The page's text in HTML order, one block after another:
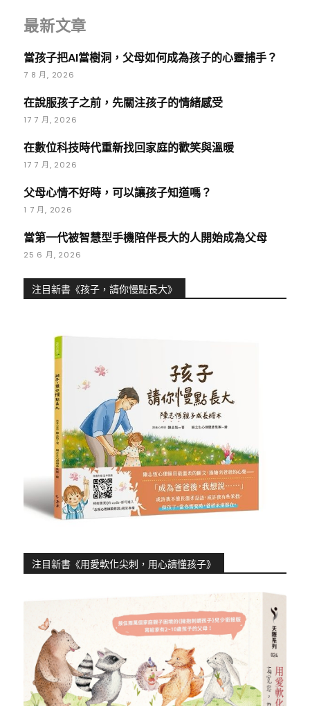
最新文章
當孩子把AI當樹洞，父母如何成為孩子的心靈捕手？
7 8 月, 2026
在說服孩子之前，先關注孩子的情緒感受
17 7 月, 2026
在數位科技時代重新找回家庭的歡笑與溫暖
17 7 月, 2026
父母心情不好時，可以讓孩子知道嗎？
1 7 月, 2026
當第一代被智慧型手機陪伴長大的人開始成為父母
25 6 月, 2026
注目新書《孩子，請你慢點長大》
注目新書《用愛軟化尖刺，用心讀懂孩子》